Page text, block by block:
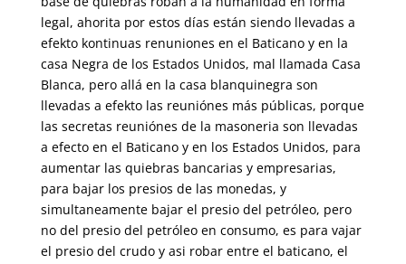
legal, ahorita por estos días están siendo llevadas a
efekto kontinuas renuniones en el Baticano y en la
casa Negra de los Estados Unidos, mal llamada Casa
Blanca, pero allá en la casa blanquinegra son
llevadas a efekto las reuniónes más públicas, porque
las secretas reuniónes de la masoneria son llevadas
a efecto en el Baticano y en los Estados Unidos, para
aumentar las quiebras bancarias y empresarias,
para bajar los presios de las monedas, y
simultaneamente bajar el presio del petróleo, pero
no del presio del petróleo en consumo, es para vajar
el presio del crudo y asi robar entre el baticano, el